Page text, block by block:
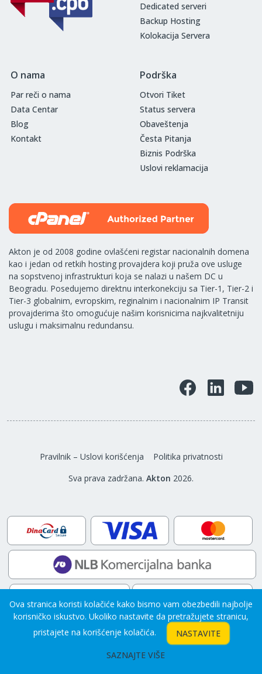
Ova stranica koristi kolačiće kako bismo vam obezbedili najbolje
korisničko iskustvo. Ukoliko nastavite da pretražujete stranicu,
pristajete na korišćenje kolačića.
NASTAVITE
SAZNAJTE VIŠE
Dedicated serveri
Backup Hosting
Kolokacija Servera
O nama
Par reči o nama
Data Centar
Blog
Kontakt
Podrška
Otvori Tiket
Status servera
Obaveštenja
Česta Pitanja
Biznis Podrška
Uslovi reklamacija
Akton je od 2008 godine ovlašćeni registar nacionalnih domena
kao i jedan od retkih hosting provajdera koji pruža ove usluge
na sopstvenoj infrastrukturi koja se nalazi u našem DC u
Beogradu. Posedujemo direktnu interkonekciju sa Tier-1, Tier-2 i
Tier-3 globalnim, evropskim, reginalnim i nacionalnim IP Transit
provajderima što omogućuje našim korisnicima najkvalitetniju
uslugu i maksimalnu redundansu.
Pravilnik – Uslovi korišćenja
Politika privatnosti
Sva prava zadržana. Akton 2026.
ZeaStim